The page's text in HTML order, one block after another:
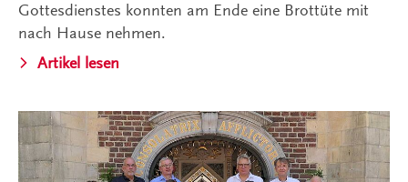
Gottesdienstes konnten am Ende eine Brottüte mit
nach Hause nehmen.
Artikel lesen